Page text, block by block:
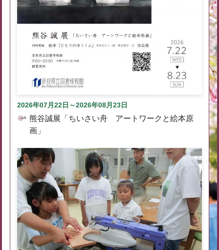
2026年07月22日～2026年08月23日
熊谷誠展「ちいさい舟 アートワークと絵本原
画」